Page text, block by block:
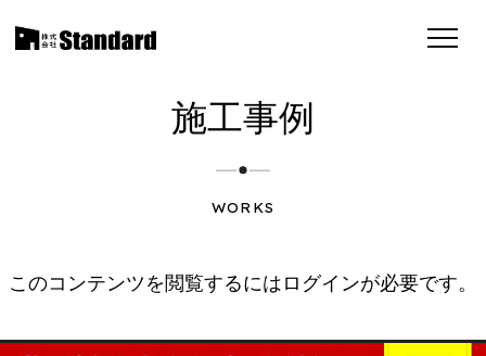
施工事例
WORKS
このコンテンツを閲覧するにはログインが必要です。